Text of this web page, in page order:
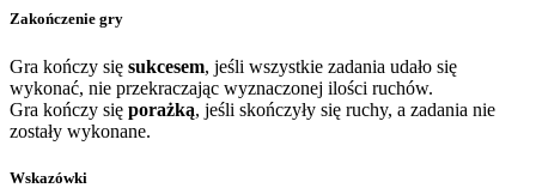
Zakończenie gry
Gra kończy się sukcesem, jeśli wszystkie zadania udało się
wykonać, nie przekraczając wyznaczonej ilości ruchów.
Gra kończy się porażką, jeśli skończyły się ruchy, a zadania nie
zostały wykonane.
Wskazówki